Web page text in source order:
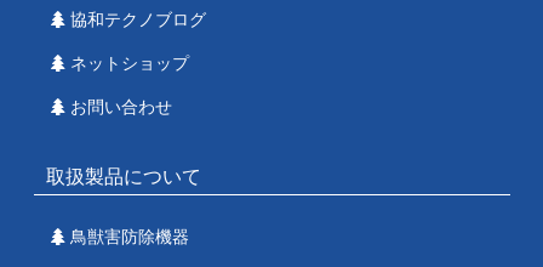
協和テクノブログ
ネットショップ
お問い合わせ
取扱製品について
鳥獣害防除機器